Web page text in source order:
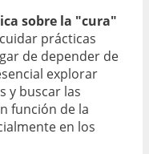
sobre la "cura"
prácticas
de depender de
explorar
y buscar las
función de la
en los